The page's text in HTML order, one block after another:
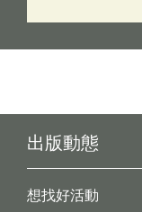
出版動態
想找好活動